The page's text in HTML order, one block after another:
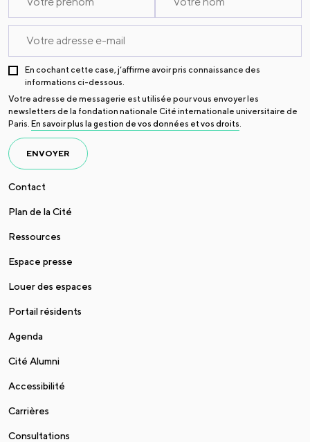
En cochant cette case, j’affirme avoir pris connaissance des
informations ci-dessous.
Votre adresse de messagerie est utilisée pour vous envoyer les
newsletters de la fondation nationale Cité internationale universitaire de
Paris. En savoir plus la gestion de vos données et vos droits
ENVOYER
Contact
Plan de la Cité
Ressources
Espace presse
Louer des espaces
Portail résidents
Agenda
Cité Alumni
Accessibilité
Carrières
Consultations